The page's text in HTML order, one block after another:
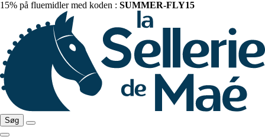
15% på fluemidler med koden : SUMMER-FLY15
Søg